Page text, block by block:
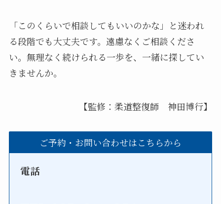
「このくらいで相談してもいいのかな」と迷われ
る段階でも大丈夫です。遠慮なくご相談くださ
い。無理なく続けられる一歩を、一緒に探してい
きませんか。
【監修：柔道整復師 神田博行】
ご予約・お問い合わせはこちらから
電話